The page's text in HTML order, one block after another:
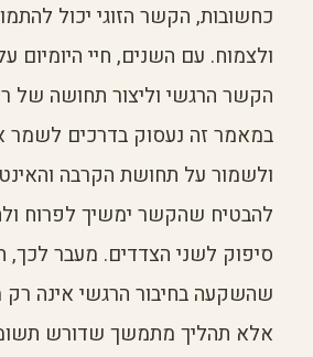
כחשובות, הקשר הזוגי יכול
ולצמוח. עם השנים, חיי היומיום
הקשר הרגשי וליצור תחושה של
במאמר זה נעסוק בדרכים לשמר
ולשמור על תחושת הקרבה
להבטיח שהקשר ימשיך לפרוח
סיפוק לשני הצדדים. מעבר לכך,
שהשקעה בחיבור הרגשי אינה
אלא תהליך מתמשך שדורש